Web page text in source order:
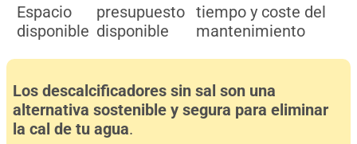
Espacio
disponible
presupuesto
disponible
tiempo y coste del
mantenimiento
Los descalcificadores sin sal son una
alternativa sostenible y segura para eliminar
la cal de tu agua.